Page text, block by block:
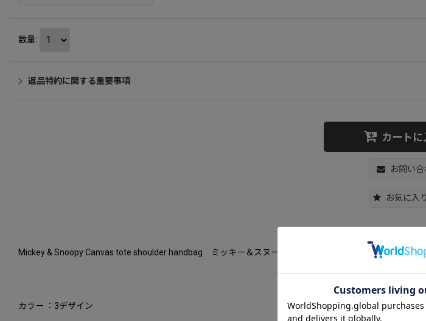
数量:
返品特約に関する重要事項
カートに
お問い合
お気に入
Mickey & Snoopy Canvas tote shoulder handbag ミッキー＆スヌーピーキャンバス トートショルダーハン
カラー ：3デザイン